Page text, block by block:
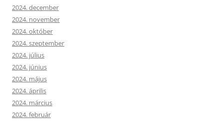
2024. december
2024. november
2024. október
2024. szeptember
2024. július
2024. június
2024. május
2024. április
2024. március
2024. február